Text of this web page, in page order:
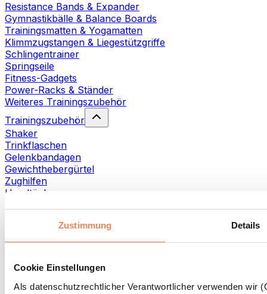
Zustimmung Details
Cookie Einstellungen
Als datenschutzrechtlicher Verantwortlicher verwenden wir
Resistance Bands & Expander
Gymnastikbälle & Balance Boards
Trainingsmatten & Yogamatten
Klimmzugstangen & Liegestützgriffe
Schlingentrainer
Springseile
Fitness-Gadgets
Power-Racks & Ständer
Weiteres Trainingszubehör
Trainingszubehör
Shaker
Trinkflaschen
Gelenkbandagen
Gewichthebergürtel
Zughilfen
Handtücher
Faszien- und Massagerollen
Weitere Rehabilitationshilfen